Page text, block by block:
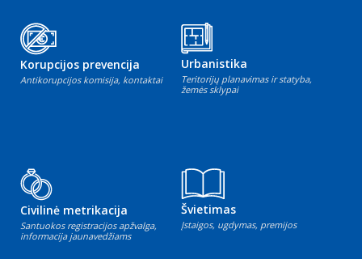
Korupcijos prevencija
Antikorupcijos komisija, kontaktai
Urbanistika
Teritorijų planavimas ir statyba,
žemės sklypai
Civilinė metrikacija
Santuokos registracijos apžvalga,
informacija jaunavedžiams
Švietimas
Įstaigos, ugdymas, premijos